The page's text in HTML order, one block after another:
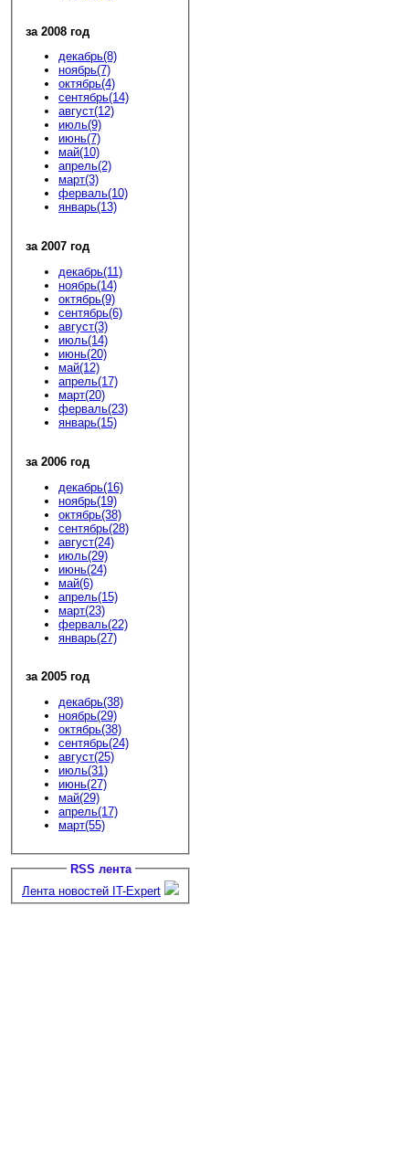
за 2008 год
декабрь(8)
ноябрь(7)
октябрь(4)
сентябрь(14)
август(12)
июль(9)
июнь(7)
май(10)
апрель(2)
март(3)
ферваль(10)
январь(13)
за 2007 год
декабрь(11)
ноябрь(14)
октябрь(9)
сентябрь(6)
август(3)
июль(14)
июнь(20)
май(12)
апрель(17)
март(20)
ферваль(23)
январь(15)
за 2006 год
декабрь(16)
ноябрь(19)
октябрь(38)
сентябрь(28)
август(24)
июль(29)
июнь(24)
май(6)
апрель(15)
март(23)
ферваль(22)
январь(27)
за 2005 год
декабрь(38)
ноябрь(29)
октябрь(38)
сентябрь(24)
август(25)
июль(31)
июнь(27)
май(29)
апрель(17)
март(55)
RSS лента
Лента новостей IT-Expert